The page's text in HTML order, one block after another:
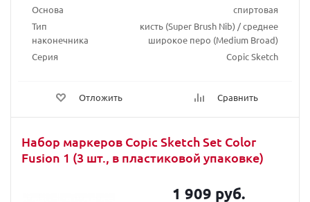
Основа
спиртовая
Тип
наконечника
кисть (Super Brush Nib) / среднее
широкое перо (Medium Broad)
Серия
Copic Sketch
Отложить Сравнить
Набор маркеров Copic Sketch Set Color
Fusion 1 (3 шт., в пластиковой упаковке)
1 909 руб.